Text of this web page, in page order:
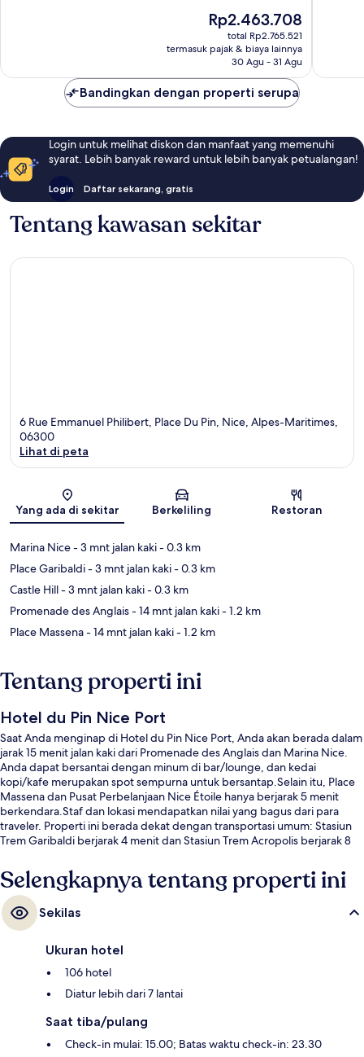
Harga
sekarang
Rp2.463.708
Rp2.463.708
total Rp2.765.521
termasuk pajak & biaya lainnya
30 Agu - 31 Agu
Bandingkan dengan properti serupa
Login untuk melihat diskon dan manfaat yang memenuhi
syarat. Lebih banyak reward untuk lebih banyak petualangan!
Login Daftar sekarang, gratis
Tentang kawasan sekitar
6 Rue Emmanuel Philibert, Place Du Pin, Nice, Alpes-Maritimes,
06300
Lihat di peta
Yang ada di sekitar Berkeliling Restoran
Marina Nice- 3 mnt jalan kaki- 0.3 km
Place Garibaldi- 3 mnt jalan kaki- 0.3 km
Castle Hill- 3 mnt jalan kaki- 0.3 km
Promenade des Anglais- 14 mnt jalan kaki- 1.2 km
Place Massena- 14 mnt jalan kaki- 1.2 km
Tentang properti ini
Hotel du Pin Nice Port
Saat Anda menginap di Hotel du Pin Nice Port, Anda akan berada dalam
jarak 15 menit jalan kaki dari Promenade des Anglais dan Marina Nice.
Anda dapat bersantai dengan minum di bar/lounge, dan kedai
kopi/kafe merupakan spot sempurna untuk bersantap.Selain itu, Place
Massena dan Pusat Perbelanjaan Nice Étoile hanya berjarak 5 menit
berkendara.Staf dan lokasi mendapatkan nilai yang bagus dari para
traveler. Properti ini berada dekat dengan transportasi umum: Stasiun
Trem Garibaldi berjarak 4 menit dan Stasiun Trem Acropolis berjarak 8
Selengkapnya tentang properti ini
Sekilas
Ukuran hotel
106 hotel
Diatur lebih dari 7 lantai
Saat tiba/pulang
Check-in mulai: 15.00; Batas waktu check-in: 23.30